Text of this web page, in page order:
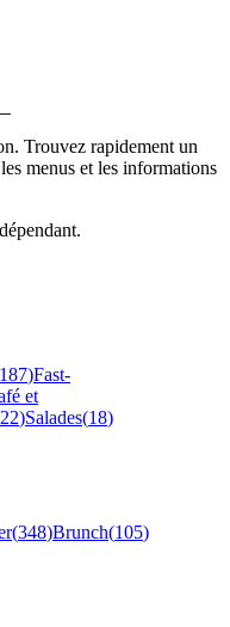
Trouvez rapidement un
menus et les informations
187)Fast-
et
22)Salades(18)
(348)Brunch(105)